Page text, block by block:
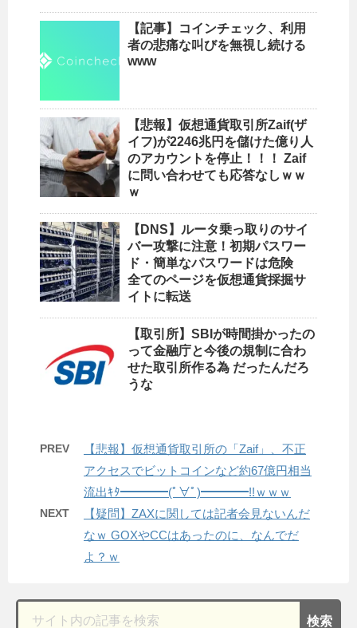
【記事】コインチェック、利用
者の悲痛な叫びを無視し続ける
www
【悲報】仮想通貨取引所Zaif(ザ
イフ)が2246兆円を儲けた億り人
のアカウントを停止！！！ Zaif
に問い合わせても応答なしｗｗ
ｗ
【DNS】ルータ乗っ取りのサイ
バー攻撃に注意！初期パスワー
ド・簡単なパスワードは危険
全てのページを仮想通貨採掘サ
イトに転送
【取引所】SBIが時間掛かったの
って金融庁と今後の規制に合わ
せた取引所作る為 だったんだろ
うな
PREV
【悲報】仮想通貨取引所の「Zaif」、不正
アクセスでビットコインなど約67億円相当
流出ｷﾀ━━━━(ﾟ∀ﾟ)━━━━!!ｗｗｗ
NEXT
【疑問】ZAXに関しては記者会見ないんだ
なｗ GOXやCCはあったのに、なんでだ
よ？ｗ